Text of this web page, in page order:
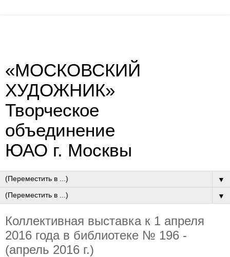
«МОСКОВСКИЙ
ХУДОЖНИК»
Творческое
объединение
ЮАО г. Москвы
▼
▼
Коллективная выставка к 1 апреля
2016 года в библиотеке № 196 -
(апрель 2016 г.)